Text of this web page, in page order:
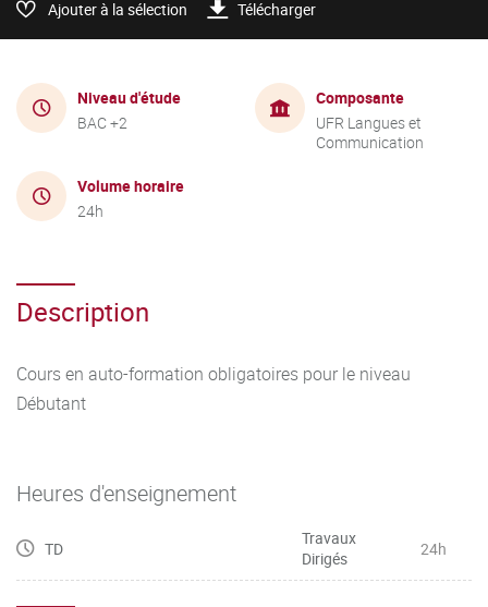
Ajouter à la sélection Télécharger
Niveau d'étude
BAC +2
Composante
UFR Langues et
Communication
Volume horaire
24h
Description
Cours en auto-formation obligatoires pour le niveau
Débutant
Heures d'enseignement
TD
Travaux
Dirigés
24h